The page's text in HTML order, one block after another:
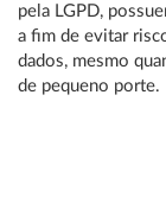
pela LGPD,
a fim de evitar
dados, mesmo
de pequeno porte.